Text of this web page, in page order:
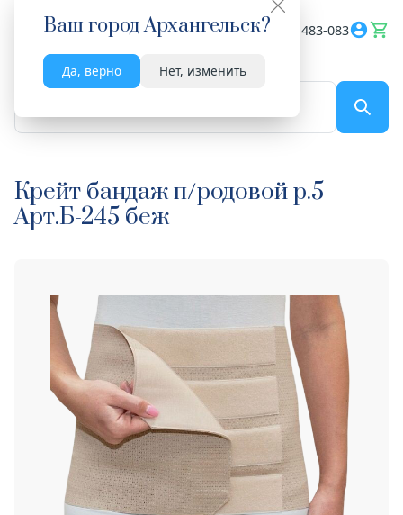
Ваш городАрхангельск?
Да, верно Нет, изменить
Весь сайт 8182 483-083
Крейт бандаж п/родовой р.5
Арт.Б-245 беж